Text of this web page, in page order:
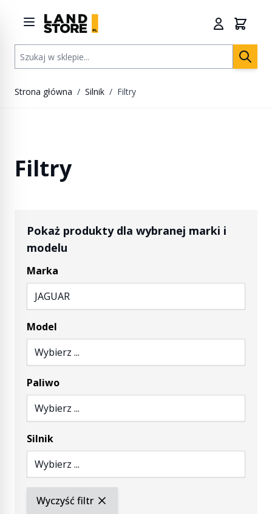
Szukaj w sklepie...
Strona główna / Silnik / Filtry
Filtry
Pokaż produkty dla wybranej marki i
modelu
Marka
JAGUAR
Model
Wybierz ...
Paliwo
Wybierz ...
Silnik
Wybierz ...
Wyczyść filtr